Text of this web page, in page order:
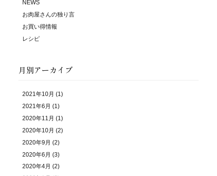
NEWS
お肉屋さんの独り言
お買い得情報
レシピ
月別アーカイブ
2021年10月 (1)
2021年6月 (1)
2020年11月 (1)
2020年10月 (2)
2020年9月 (2)
2020年6月 (3)
2020年4月 (2)